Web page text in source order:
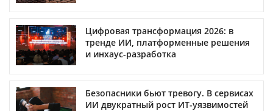
Цифровая трансформация 2026: в
тренде ИИ, платформенные решения
и инхаус-разработка
Безопасники бьют тревогу. В сервисах
ИИ двукратный рост ИТ-уязвимостей